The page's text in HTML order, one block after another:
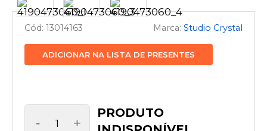
13014163 Studio Crystal
ADICIONAR NA LISTA DE PRESENTES
- +